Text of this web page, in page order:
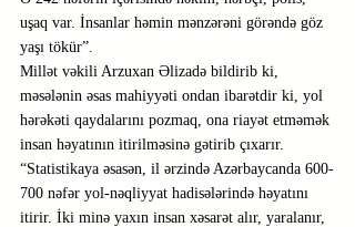
uşaq var. İnsanlar həmin mənzərəni görəndə göz
yaşı tökür”.
Millət vəkili Arzuxan Əlizadə bildirib ki,
məsələnin əsas mahiyyəti ondan ibarətdir ki, yol
hərəkəti qaydalarını pozmaq, ona riayət etməmək
insan həyatının itirilməsinə gətirib çıxarır.
“Statistikaya əsasən, il ərzində Azərbaycanda 600-
700 nəfər yol-nəqliyyat hadisələrində həyatını
itirir. İki minə yaxın insan xəsarət alır, yaralanır,